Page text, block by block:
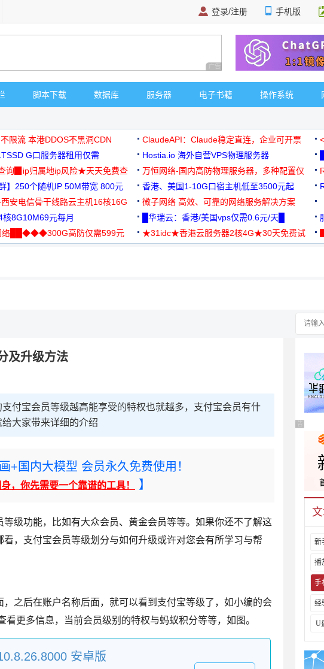
登录/注册 手机版
广告 商业广告，理性选择
脚本下载 数据库 服务器 电子书籍 操作系统
限流 本港DDOS不黑洞CDN ClaudeAPI：Claude稳定直连，企业可开票
G口服务器租用仅需
费测试
Hostia.io 海外自营VPS物理服务器
询▉ip归属地ip风险★天天免费查
万恒网络-国内高防物理服务器，多种配置仅
99元/月起
】250个随机IP 50M带宽 800元 香港、美国1-10G口宿主机低至3500元起
安电信骨干线路云主机16核16G 微子网络 高效、可靠的网络服务解决方案
核8G10M69元每月
█华瑞云：香港/美国vps仅需0.6元/天█
络██◆◆◆300G高防仅需599元
★31idc★香港云服务器2核4G★30天免费试
及升级方法
付宝会员等级越高能享受的特权也就越多，支付宝会员有什
大家带来详细的介绍
+国内大模型 会员永久免费使用！
，你先需要一个靠谱的工具！ 】
级功能，比如有大众会员、黄金会员等等。如果你还不了解这
，支付宝会员等级划分与如何升级或许对您会有所学习与帮
之后在账户名称后面，就可以看到支付宝等级了，如小编的会
更多信息，当前会员级别的特权与蚂蚁积分等等，如图。
安卓版
广告 商业
新
播
手
经
U